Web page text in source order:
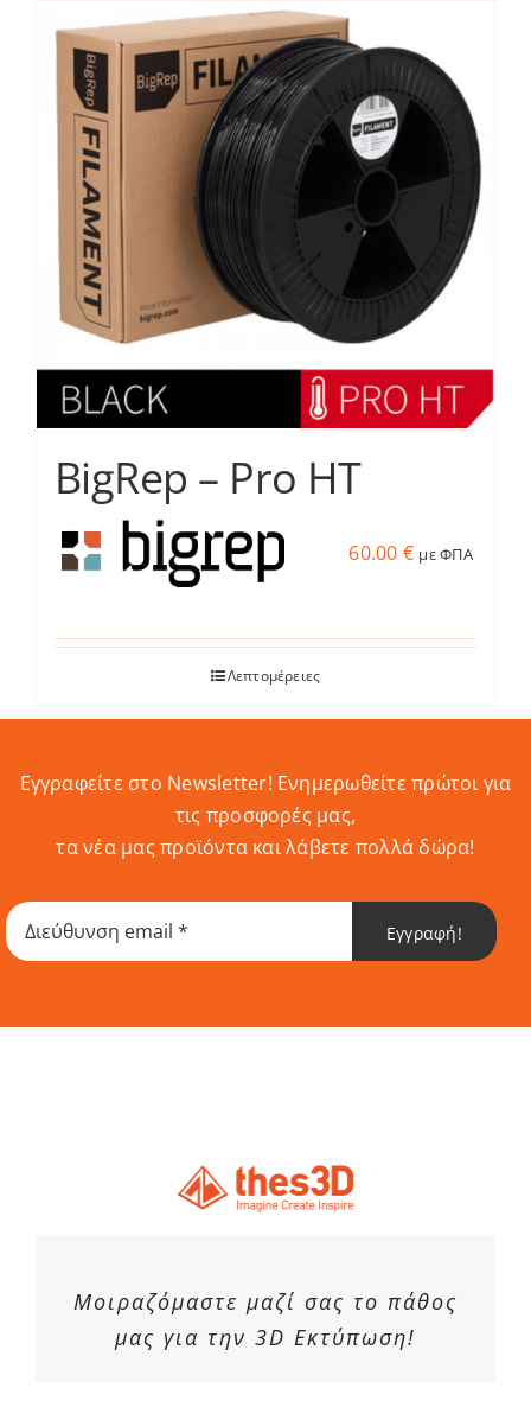
Services
Academy
Software
Blog
BigRep – Pro HT
60.00 € με ΦΠΑ
Λεπτομέρειες
Εγγραφείτε στο Newsletter! Eνημερωθείτε πρώτοι για
τις προσφορές μας,
τα νέα μας προϊόντα και λάβετε πολλά δώρα!
Εγγραφή!
Μοιραζόμαστε μαζί σας το πάθος
μας για την 3D Εκτύπωση!